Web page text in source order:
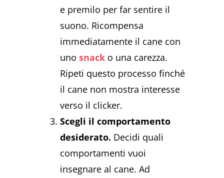
e premilo per far sentire il
suono. Ricompensa
immediatamente il cane con
unosnack o una carezza.
Ripeti questo processo finché
il cane non mostra interesse
verso il clicker.
Scegli il comportamento
desiderato. Decidi quali
comportamenti vuoi
insegnare al cane. Ad